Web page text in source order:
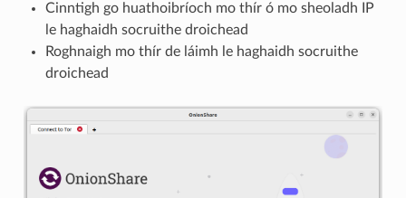
Cinntigh go huathoibríoch mo thír ó mo sheoladh IP
le haghaidh socruithe droichead
Roghnaigh mo thír de láimh le haghaidh socruithe
droichead